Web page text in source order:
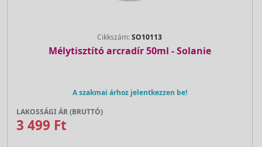
Cikkszám:SO10113
Mélytisztító arcradír 50ml - Solanie
A szakmai árhoz jelentkezzen be!
LAKOSSÁGI ÁR (BRUTTÓ)
3 499 Ft